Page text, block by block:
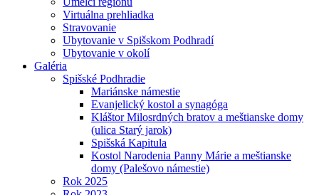
Virtuálna prehliadka
Stravovanie
Ubytovanie v Spišskom Podhradí
Ubytovanie v okolí
Galéria
Spišské Podhradie
Mariánske námestie
Evanjelický kostol a synagóga
Kláštor Milosrdných bratov a meštianske domy
(ulica Starý jarok)
Spišská Kapitula
Kostol Narodenia Panny Márie a meštianske
domy (Palešovo námestie)
Rok 2025